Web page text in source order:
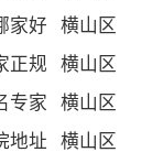
家好 横山区
正规 横山区
专家 横山区
地址 横山区